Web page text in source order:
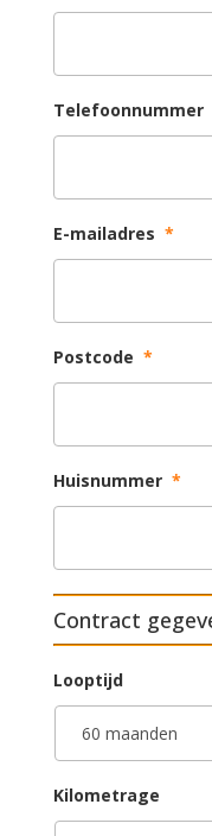
Telefoonnummer
E-mailadres *
Postcode *
Huisnummer *
Contract
Looptijd
Kilometrage